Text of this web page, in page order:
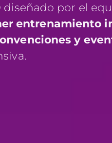
diseñado por el
entrenamiento
y